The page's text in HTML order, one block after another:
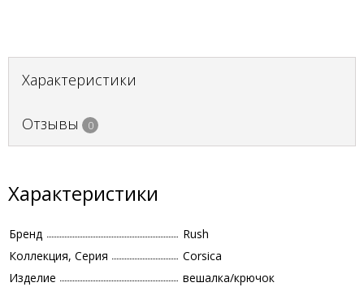
Характеристики
Отзывы 0
Характеристики
Бренд
Rush
Коллекция, Серия
Corsica
Изделие
вешалка/крючок